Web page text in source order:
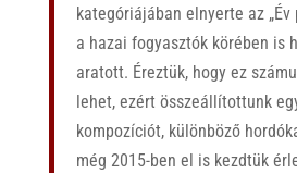
kategóriájában elnyerte az
a hazai fogyasztók körében is
aratott. Éreztük, hogy ez
lehet, ezért összeállítottunk
kompozíciót, különböző
még 2015-ben el is kezdtük